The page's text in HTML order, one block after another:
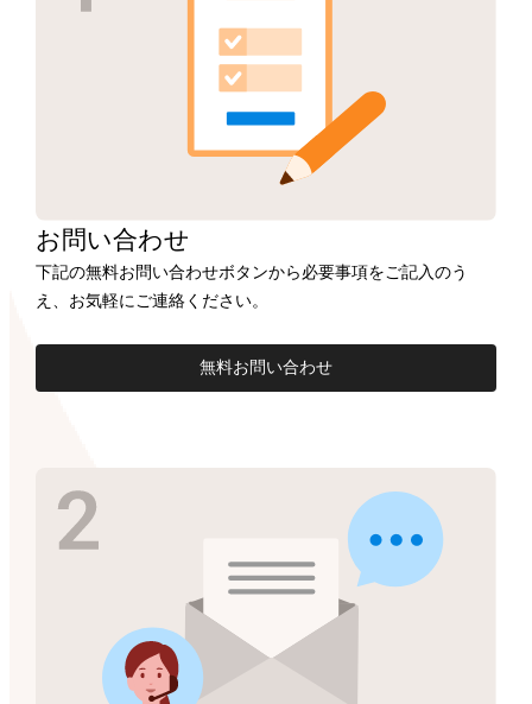
お問い合わせ
下記の無料お問い合わせボタンから必要事項をご記入のう
え、お気軽にご連絡ください。
無料お問い合わせ